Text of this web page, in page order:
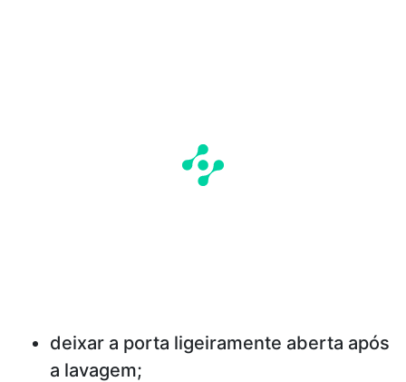
deixar a porta ligeiramente aberta após
a lavagem;